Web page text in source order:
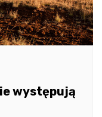
występują